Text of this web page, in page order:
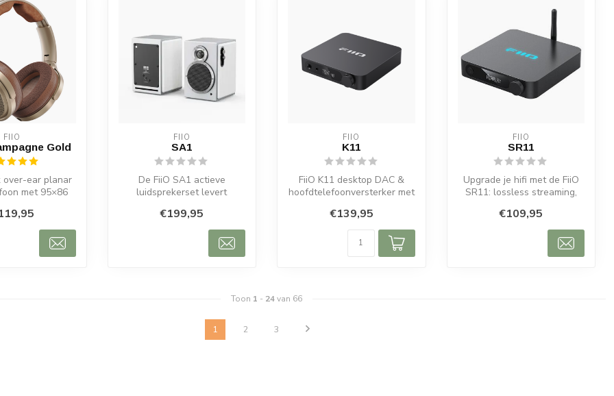
FIIO
Gold
over-ear planar
met 95×86
4,4 ...
FIIO
SA1
De FiiO SA1 actieve
luidsprekerset levert
formaat, m...
€199,95
FIIO
K11
FiiO K11 desktop DAC &
hoofdtelefoonversterker met
140...
€139,95
FIIO
SR11
Upgrade je hifi met de FiiO
SR11: lossless streaming,
€109,95
Toon 1 - 24van 66
1 2 3